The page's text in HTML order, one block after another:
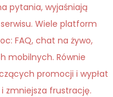
pytania, wyjaśniają
Wiele platform
FAQ, chat na żywo,
mobilnych. Równie
promocji i wypłat
zmniejsza frustrację.